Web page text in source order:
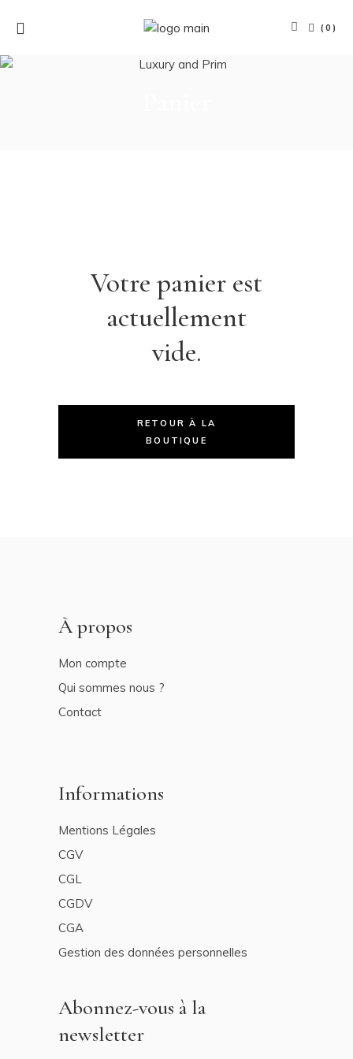
(0)
Votre panier est
actuellement
vide.
RETOUR À LA
BOUTIQUE
À propos
Mon compte
Qui sommes nous ?
Contact
Informations
Mentions Légales
CGV
CGL
CGDV
CGA
Gestion des données personnelles
Abonnez-vous à la
newsletter